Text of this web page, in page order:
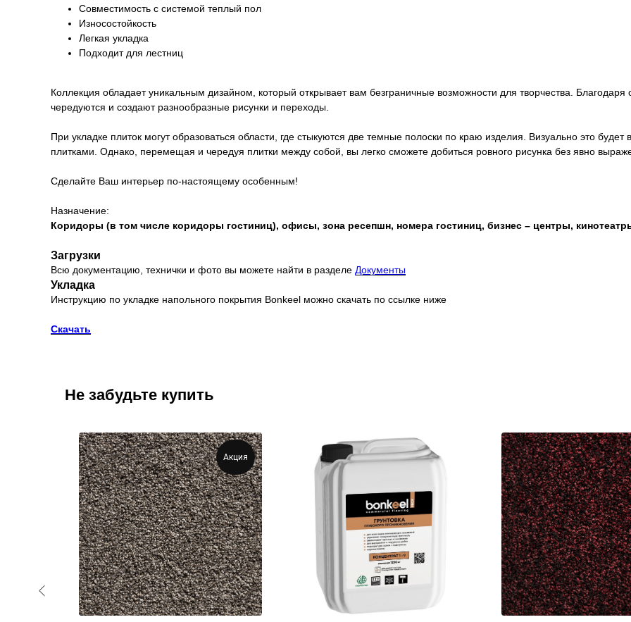
Совместимость с системой теплый пол
Износостойкость
Легкая укладка
Подходит для лестниц
Коллекция обладает уникальным дизайном, который открывает вам безграничные возможности для творчества.
чередуются и создают разнообразные рисунки и переходы.
При укладке плиток могут образоваться области, где стыкуются две темные полоски по краю изделия. Визуально это
плитками. Однако, перемещая и чередуя плитки между собой, вы легко сможете добиться ровного рисунка без явно
Сделайте Ваш интерьер по-настоящему особенным!
Назначение:
Коридоры (в том числе коридоры гостиниц), офисы, зона ресепшн, номера гостиниц, бизнес – центры,
Загрузки
Всю документацию, технички и фото вы можете найти в разделе Документы
Укладка
Инструкцию по укладке напольного покрытия Bonkeel можно скачать по ссылке ниже
Скачать
Не забудьте купить
Акция